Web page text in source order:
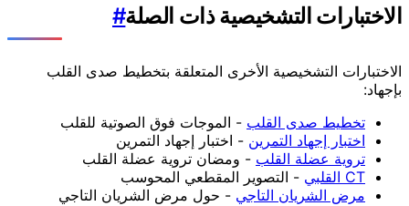
الاختبارات التشخيصية ذات الصلة#
الاختبارات التشخيصية الأخرى المتعلقة بتخطيط صدى القلب
بإجهاد:
تخطيط صدى القلب - الموجات فوق الصوتية للقلب
اختبار إجهاد التمرين - اختبار إجهاد التمرين
تروية عضلة القلب - ومضان تروية عضلة القلب
CT القلبي
- التصوير المقطعي المحوسب
مرض الشريان التاجي - حول مرض الشريان التاجي